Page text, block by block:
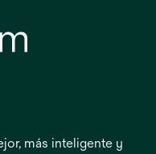
más inteligente y